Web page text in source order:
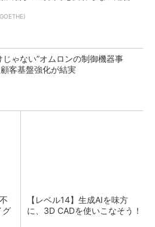
じゃない”オムロンの制御機器事
客基盤強化が結実
グ
【レベル14】生成AIを味方
に、3D CADを使いこなそう！